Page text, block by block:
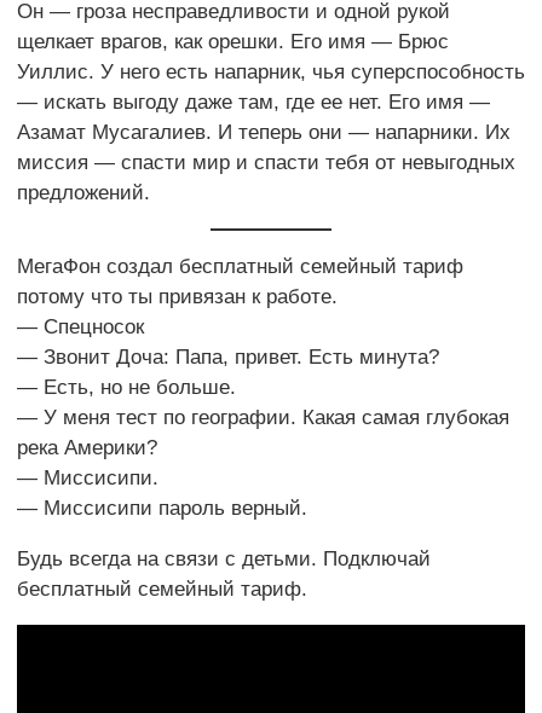
Он — гроза несправедливости и одной рукой
щелкает врагов, как орешки. Его имя — Брюс
Уиллис. У него есть напарник, чья суперспособность
— искать выгоду даже там, где ее нет. Его имя —
Азамат Мусагалиев. И теперь они — напарники. Их
миссия — спасти мир и спасти тебя от невыгодных
предложений.
МегаФон создал бесплатный семейный тариф
потому что ты привязан к работе.
— Спецносок
— Звонит Доча: Папа, привет. Есть минута?
— Есть, но не больше.
— У меня тест по географии. Какая самая глубокая
река Америки?
— Миссисипи.
— Миссисипи пароль верный.
Будь всегда на связи с детьми. Подключай
бесплатный семейный тариф.